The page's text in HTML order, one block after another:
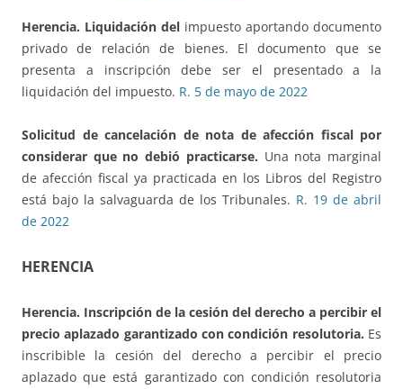
Herencia. Liquidación del impuesto aportando documento
privado de relación de bienes. El documento que se
presenta a inscripción debe ser el presentado a la
liquidación del impuesto. R. 5 de mayo de 2022
Solicitud de cancelación de nota de afección fiscalpor
considerar que no debió practicarse. Una nota marginal
de afección fiscal ya practicada en los Libros del Registro
está bajo la salvaguarda de los Tribunales. R. 19 de abril
de 2022
HERENCIA
Herencia. Inscripción de la cesión del derecho a percibir el
precio aplazado garantizado con condición resolutoria. Es
inscribible la cesión del derecho a percibir el precio
aplazado que está garantizado con condición resolutoria